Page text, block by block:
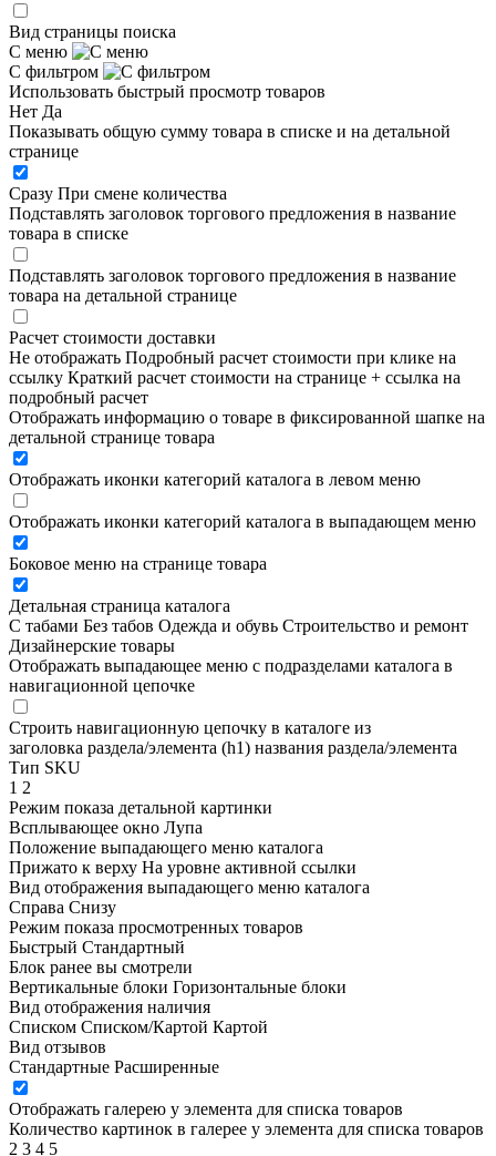
Вид страницы поиска
С меню
С фильтром
Использовать быстрый просмотр товаров
Нет Да
Показывать общую сумму товара в списке и на детальной
странице
Сразу При смене количества
Подставлять заголовок торгового предложения в название
товара в списке
Подставлять заголовок торгового предложения в название
товара на детальной странице
Расчет стоимости доставки
Не отображать Подробный расчет стоимости при клике на
ссылку Краткий расчет стоимости на странице + ссылка на
подробный расчет
Отображать информацию о товаре в фиксированной шапке на
детальной странице товара
Отображать иконки категорий каталога в левом меню
Отображать иконки категорий каталога в выпадающем меню
Боковое меню на странице товара
Детальная страница каталога
С табами Без табов Одежда и обувь Строительство и ремонт
Дизайнерские товары
Отображать выпадающее меню с подразделами каталога в
навигационной цепочке
Строить навигационную цепочку в каталоге из
заголовка раздела/элемента (h1) названия раздела/элемента
Тип SKU
1 2
Режим показа детальной картинки
Всплывающее окно Лупа
Положение выпадающего меню каталога
Прижато к верху На уровне активной ссылки
Вид отображения выпадающего меню каталога
Справа Снизу
Режим показа просмотренных товаров
Быстрый Стандартный
Блок ранее вы смотрели
Вертикальные блоки Горизонтальные блоки
Вид отображения наличия
Списком Списком/Картой Картой
Вид отзывов
Стандартные Расширенные
Отображать галерею у элемента для списка товаров
Количество картинок в галерее у элемента для списка товаров
2 3 4 5